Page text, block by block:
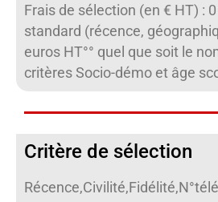
Frais de sélection (en € HT) :
standard (récence,
euros HT°° quel que soit le
critères Socio-démo et âge
Critère de sélection